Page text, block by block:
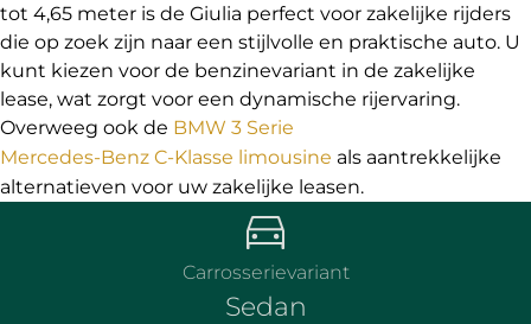
tot 4,65 meter is de Giulia perfect voor zakelijke rijders
die op zoek zijn naar een stijlvolle en praktische auto. U
kunt kiezen voor de benzinevariant in de zakelijke
lease, wat zorgt voor een dynamische rijervaring.
Overweeg ook de BMW 3 Serie
Mercedes-Benz C-Klasse limousine als aantrekkelijke
alternatieven voor uw zakelijke leasen.
Carrosserievariant
Sedan